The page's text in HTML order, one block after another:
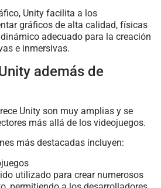
Unity facilita a los
gráficos de alta calidad, físicas
adecuado para la creación
e inmersivas.
además de
Unity son muy amplias y se
más allá de los videojuegos.
más destacadas incluyen:
utilizado para crear numerosos